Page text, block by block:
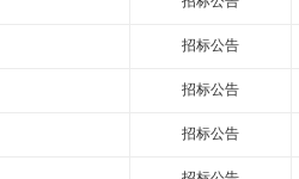
招标公告
招标公告
招标公告